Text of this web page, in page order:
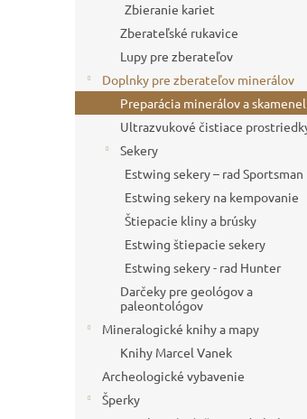
Zbieranie kariet
Zberateľské rukavice
Lupy pre zberateľov
Doplnky pre zberateľov minerálov
Preparácia minerálov a
Ultrazvukové čistiace
Sekery
Estwing sekery – rad Sportsman
Estwing sekery na kempovanie
Štiepacie kliny a brúsky
Estwing štiepacie sekery
Estwing sekery - rad Hunter
Darčeky pre geológov a
paleontológov
Mineralogické knihy a mapy
Knihy Marcel Vanek
Archeologické vybavenie
Šperky